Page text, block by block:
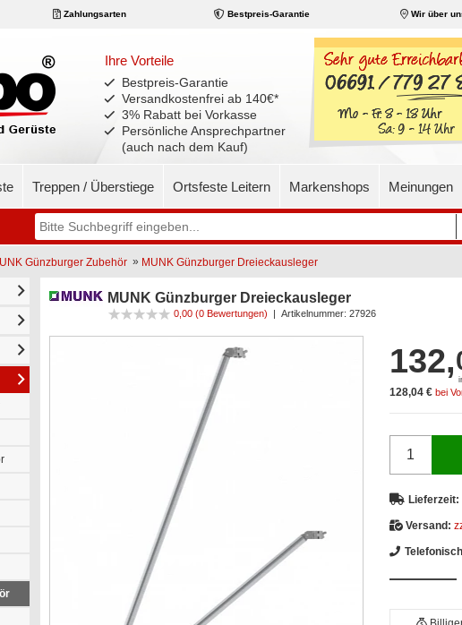
Zahlungsarten Bestpreis-Garantie Wir über
Ihre Vorteile
Bestpreis-Garantie
Versandkostenfrei ab 140€*
3% Rabatt bei Vorkasse
Persönliche Ansprechpartner
(auch nach dem Kauf)
Treppen / Überstiege Ortsfeste Leitern Markenshops Meinungen
Günzburger Zubehör » MUNK Günzburger Dreieckausleger
MUNK Günzburger Dreieckausleger
0,00 (0 Bewertungen) | Artikelnummer: 27926
132,
128,04 € bei
Lieferzeit:
Versand: